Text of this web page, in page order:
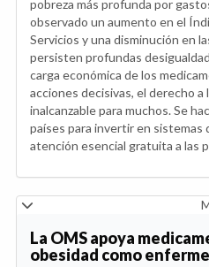
pobreza más profunda por
observado un aumento en el
Servicios y una disminución en
persisten profundas
carga económica de los
acciones decisivas, el derecho a
inalcanzable para muchos. Se
países para invertir en sistemas
atención esencial gratuita a las
La OMS apoya
obesidad como